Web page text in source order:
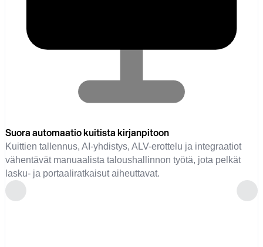
Suora automaatio kuitista kirjanpitoon
Kuittien tallennus, AI-yhdistys, ALV-erottelu ja integraatiot
vähentävät manuaalista taloushallinnon työtä, jota pelkät
lasku- ja portaaliratkaisut aiheuttavat.